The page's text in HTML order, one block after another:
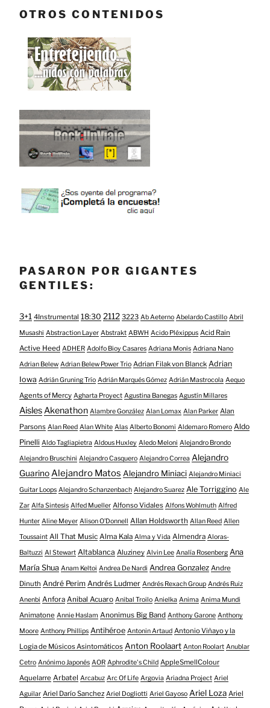
OTROS CONTENIDOS
PASARON POR GIGANTES
GENTILES:
3+1 4Instrumental 18:30 2112 3223 Ab Aeterno Abelardo Castillo Abril
Musashi Abstraction Layer Abstrakt ABWH Acido Pléxippus Acid Rain
Active Heed ADHER Adolfo Bioy Casares Adriana Monis Adriana Nano
Adrian Belew Adrian Belew Power Trio Adrian Filak von Blanck Adrian
Iowa Adrián Gruning Trío Adrián Marqués Gómez Adrián Mastrocola Aequo
Agents of Mercy Agharta Proyect Agustina Banegas Agustín Millares
AislesAkenathon Alambre González Alan Lomax Alan Parker Alan
Parsons Alan Reed Alan White Alas Alberto Bonomi Aldemaro Romero Aldo
Pinelli Aldo Tagliapietra Aldous Huxley Aledo Meloni Alejandro Brondo
Alejandro Bruschini Alejandro Casquero Alejandro Correa Alejandro
GuarinoAlejandro Matos Alejandro Miniaci Alejandro Miniaci
Guitar Loops Alejandro Schanzenbach Alejandro Suarez Ale Torriggino Ale
Zar Alfa Sintesis Alfed Mueller Alfonso Vidales Alfons Wohlmuth Alfred
Hunter Aline Meyer Alison O​’​Donnell Allan Holdsworth Allan Reed Allen
Toussaint All That Music Alma Kala Alma y Vida Almendra Aloras-
Baltuzzi Al Stewart Altablanca Aluziney Alvin Lee Analía Rosenberg Ana
María Shua Anam Keltoi Andrea De Nardi Andrea Gonzalez Andre
Dinuth André Perim Andrés Ludmer Andrés Rexach Group Andrés Ruiz
Anenbi Anfora Anibal Acuaro Anibal Troilo Anielka Anima Anima Mundi
Animatone Annie Haslam Anonimus Big Band Anthony Garone Anthony
Moore Anthony Phillips Antihéroe Antonin Artaud Antonio Viñayo y la
Logia de Músicos Asintomáticos Anton Roolaart Anton Roolart Anublar
Cetro Anónimo Japonés AOR Aphrodite's Child AppleSmellColour
Aquelarre Arbatel Arcabuz Arc Of Life Argovia Ariadna Project Ariel
Aguilar Ariel Darío Sanchez Ariel Dogliotti Ariel Gayoso Ariel Loza Ariel